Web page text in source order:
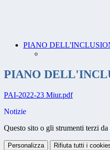
PIANO
PIANO
PAI-2022-23 Miur.pdf
Notizie
Questo sito o gli strumenti terzi
Personalizza Rifiuta tutti i